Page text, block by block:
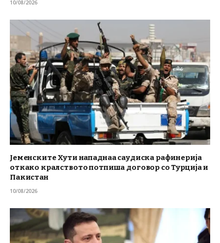
10/08/2026
Јеменските Хути нападнаа саудиска рафинерија
откако кралството потпиша договор со Турција и
Пакистан
10/08/2026